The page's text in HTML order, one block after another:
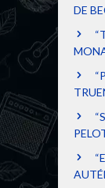
DE